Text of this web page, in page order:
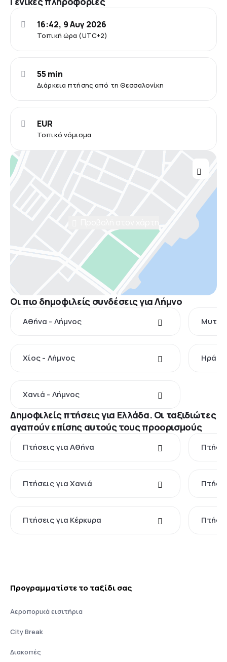
Τοπική ώρα (UTC+2)
16:42, 9 Αυγ 2026
Διάρκεια πτήσης από τη Θεσσαλονίκη
55 min
Τοπικό νόμισμα
EUR
Οι πιο δημοφιλείς συνδέσεις για Λήμνο
Αθήνα - Λήμνος
Χίος - Λήμνος
Χανιά - Λήμνος
Δημοφιλείς πτήσεις για Ελλάδα. Οι ταξιδιώτες
αγαπούν επίσης αυτούς τους προορισμούς
Πτήσεις για Αθήνα
Πτήσεις για Χανιά
Πτήσεις για Κέρκυρα
Προγραμματίστε το ταξίδι σας
Αεροπορικά εισιτήρια
City Break
Διακοπές